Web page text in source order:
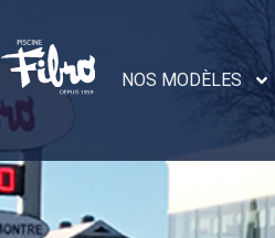
NOS MODÈLES
Commentaires